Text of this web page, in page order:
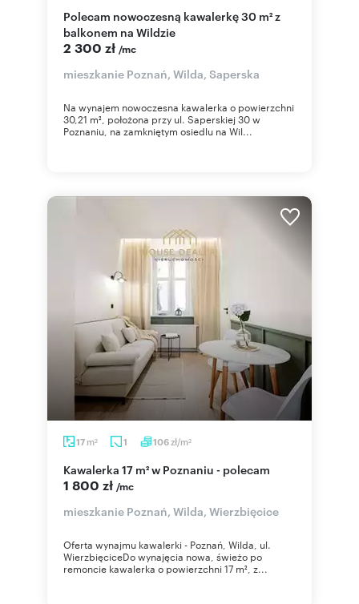
Polecam nowoczesną kawalerkę 30 m² z
balkonem na Wildzie
2 300 zł /mc
mieszkanie Poznań, Wilda, Saperska
Na wynajem nowoczesna kawalerka o powierzchni
30,21 m², położona przy ul. Saperskiej 30 w
Poznaniu, na zamkniętym osiedlu na Wil...
17 m2 1 106zł/m2
Kawalerka 17 m² w Poznaniu - polecam
1 800 zł /mc
mieszkanie Poznań, Wilda, Wierzbięcice
Oferta wynajmu kawalerki - Poznań, Wilda, ul.
WierzbięciceDo wynajęcia nowa, świeżo po
remoncie kawalerka o powierzchni 17 m², z...